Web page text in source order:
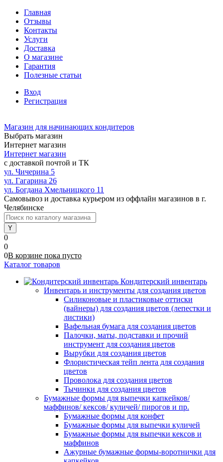
Главная
Отзывы
Контакты
Услуги
Доставка
О магазине
Гарантия
Полезные статьи
Вход
Регистрация
Магазин для начинающих кондитеров
Выбрать магазин
Интернет магазин
Интернет магазин
с доставкой почтой и ТК
ул. Чичерина 5
ул. Гагарина 26
ул. Богдана Хмельницкого 11
Самовывоз и доставка курьером из оффлайн магазинов в г.
Челябинске
0
0
0В корзине пока пусто
Каталог товаров
Кондитерский инвентарь
Инвентарь и инструменты для создания цветов
Силиконовые и пластиковые оттиски
(вайнеры) для создания цветов (лепестки и
листики)
Вафельная бумага для создания цветов
Палочки, маты, подставки и прочий
инструмент для создания цветов
Вырубки для создания цветов
Флористическая тейп лента для создания
цветов
Проволока для создания цветов
Тычинки для создания цветов
Бумажные формы для выпечки капкейков/
маффинов/ кексов/ куличей/ пирогов и пр.
Бумажные формы для конфет
Бумажные формы для выпечки куличей
Бумажные формы для выпечки кексов и
маффинов
Ажурные бумажные формы-воротнички для